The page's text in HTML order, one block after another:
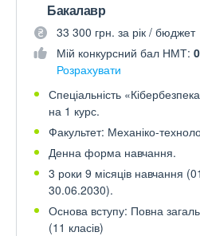
Бакалавр
33 300 грн. за рік / бюджет
Мій конкурсний бал НМТ: 0
Розрахувати
Спеціальність
на 1 курс.
Факультет: Механіко-
Денна форма навчання.
3 роки 9 місяців навчання
30.06.2030).
Основа вступу: Повна
(11 класів)